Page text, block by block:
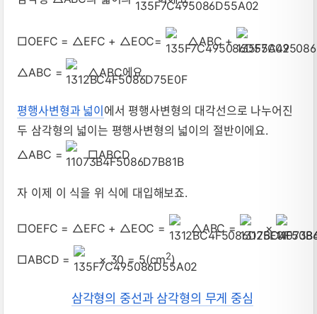
□OEFC = △EFC + △EOC= △ABC +
△ABC = △ABC에요.
평행사변형과 넓이에서 평행사변형의 대각선으로 나누어진
두 삼각형의 넓이는 평행사변형의 넓이의 절반이에요.
△ABC =
□ABCD
자 이제 이 식을 위 식에 대입해보죠.
□OEFC = △EFC + △EOC = △ABC = ×
□ABCD = × 30 = 5(cm2)
삼각형의 중선과 삼각형의 무게 중심